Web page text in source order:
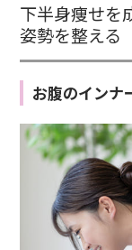
下半身痩せを
姿勢を整える
お腹のインナ